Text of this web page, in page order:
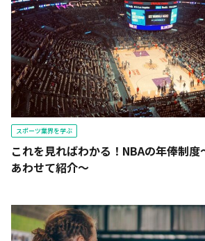
スポーツ業界を学ぶ
これを見ればわかる！NBAの年俸制
あわせて紹介～